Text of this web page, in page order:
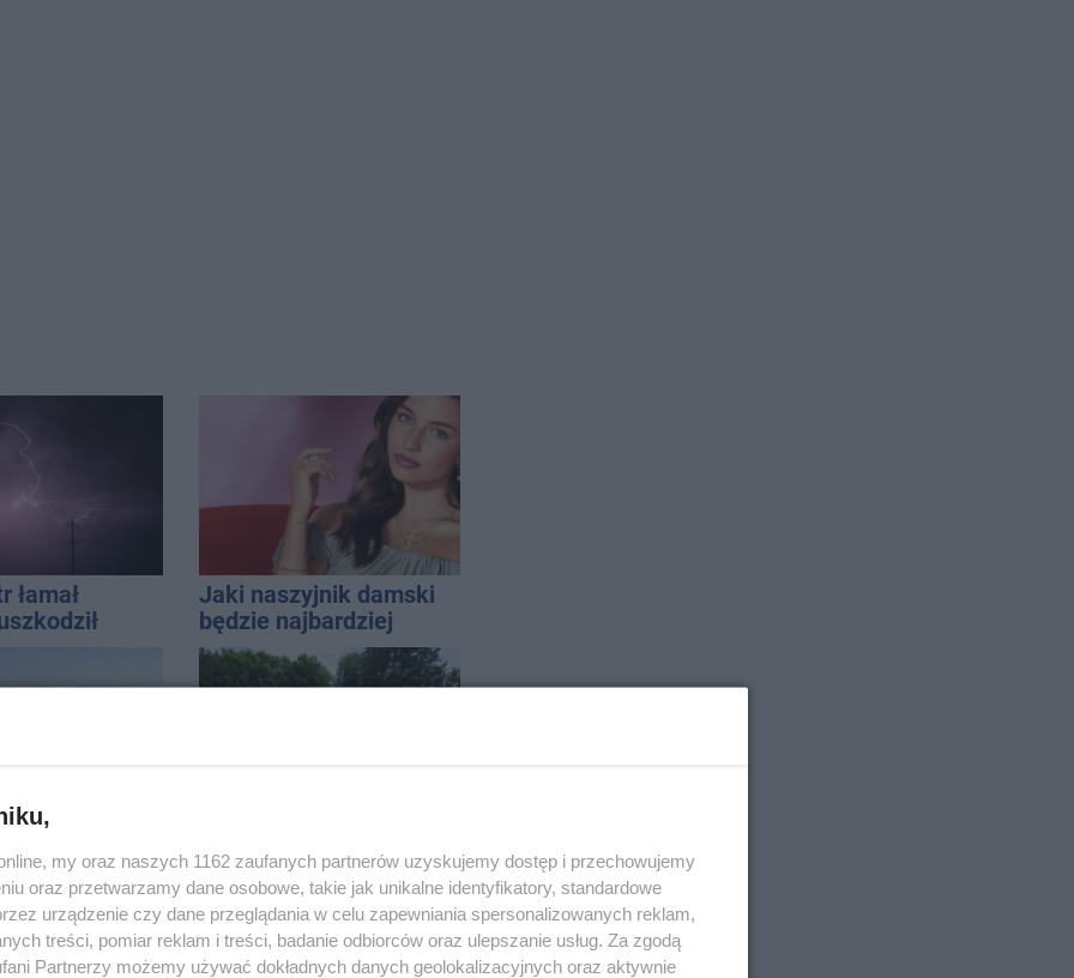
łamał
Jaki naszyjnik damski
będzie najbardziej
uniwersalny? Modele,
które pasują do wielu
Na słupie
ciało
Festiwal Pieśni Ludowej
my oraz naszych 1162 zaufanych partnerów uzyskujemy dostęp i przechowujemy
oraz przetwarzamy dane osobowe, takie jak unikalne identyfikatory, standardowe
urządzenie czy dane przeglądania w celu zapewniania spersonalizowanych reklam,
treści, pomiar reklam i treści, badanie odbiorców oraz ulepszanie usług. Za zgodą
Partnerzy możemy używać dokładnych danych geolokalizacyjnych oraz aktywnie